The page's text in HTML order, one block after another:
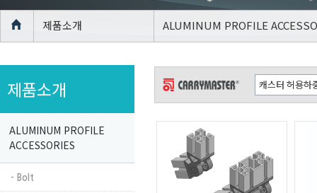
제품소개 ALUMINUM PROFILE
ALUMINUM PROFILE
ACCESSORIES
- Bolt
제품소개
장비
위치안내
PROFILE
LEVELLING FOOT
AGV Caster
CASTER
LEVELLING FOOT